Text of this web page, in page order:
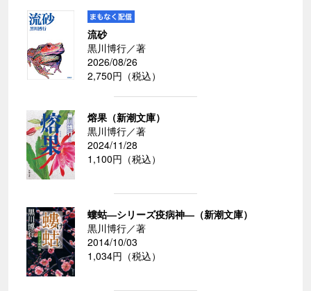
流砂
黒川博行／著
2026/08/26
2,750円（税込）
熔果（新潮文庫）
黒川博行／著
2024/11/28
1,100円（税込）
螻蛄―シリーズ疫病神―（新潮文庫）
黒川博行／著
2014/10/03
1,034円（税込）